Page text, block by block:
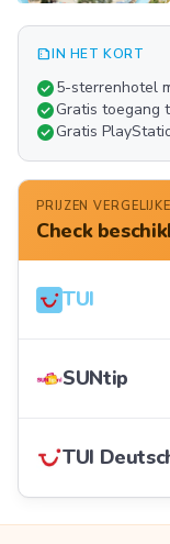
summarizeIN HET KORT
check_circle5-sterrenhotel
check_circleGratis toegang
check_circleGratis
PRIJZEN
Check
TUI
SUNtip
TUI